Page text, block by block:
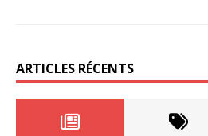
ARTICLES RÉCENTS